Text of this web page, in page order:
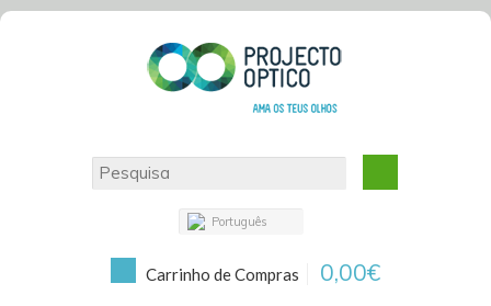
Português
Carrinho de Compras 0,00€